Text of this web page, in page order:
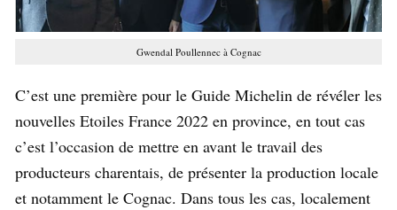
Gwendal Poullennec à Cognac
C’est une première pour le Guide Michelin de révéler les
nouvelles Etoiles France 2022 en province, en tout cas
c’est l’occasion de mettre en avant le travail des
producteurs charentais, de présenter la production locale
et notamment le Cognac. Dans tous les cas, localement